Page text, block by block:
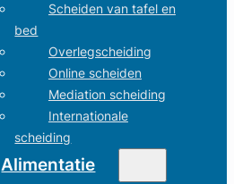
Scheiden van tafel en
bed
Overlegscheiding
Online scheiden
Mediation scheiding
Internationale
scheiding
Alimentatie